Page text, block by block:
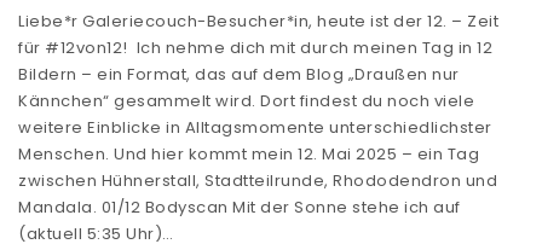
Liebe*r Galeriecouch-Besucher*in, heute ist der 12. – Zeit
für #12von12! Ich nehme dich mit durch meinen Tag in 12
Bildern – ein Format, das auf dem Blog „Draußen nur
Kännchen“ gesammelt wird. Dort findest du noch viele
weitere Einblicke in Alltagsmomente unterschiedlichster
Menschen. Und hier kommt mein 12. Mai 2025 – ein Tag
zwischen Hühnerstall, Stadtteilrunde, Rhododendron und
Mandala. 01/12 Bodyscan Mit der Sonne stehe ich auf
(aktuell 5:35 Uhr)…